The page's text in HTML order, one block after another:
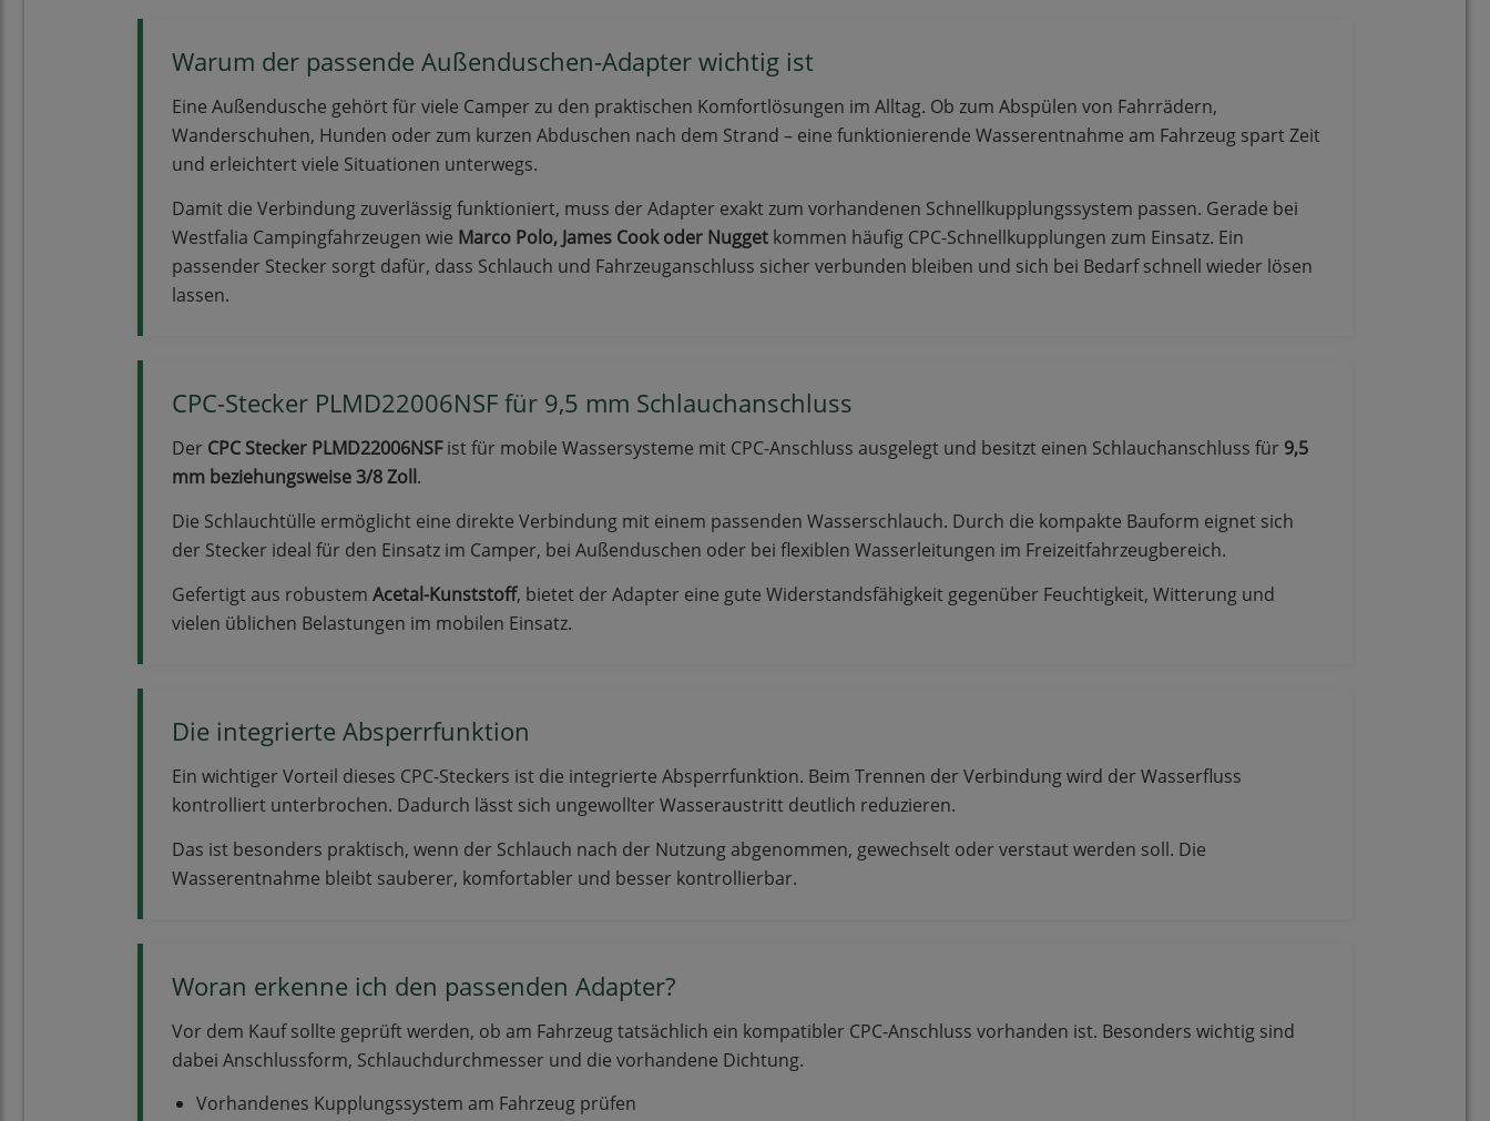
Warum der passende Außenduschen-Adapter wichtig ist
Eine Außendusche gehört für viele Camper zu den praktischen Komfortlösungen im Alltag. Ob zum Abspülen von Fahrrädern,
Wanderschuhen, Hunden oder zum kurzen Abduschen nach dem Strand – eine funktionierende Wasserentnahme am Fahrzeug spart Zeit
und erleichtert viele Situationen unterwegs.
Damit die Verbindung zuverlässig funktioniert, muss der Adapter exakt zum vorhandenen Schnellkupplungssystem passen. Gerade bei
Westfalia Campingfahrzeugen wie Marco Polo, James Cook oder Nugget kommen häufig CPC-Schnellkupplungen zum Einsatz. Ein
passender Stecker sorgt dafür, dass Schlauch und Fahrzeuganschluss sicher verbunden bleiben und sich bei Bedarf schnell wieder lösen
lassen.
CPC-Stecker PLMD22006NSF für 9,5 mm Schlauchanschluss
Der CPC Stecker PLMD22006NSFist für mobile Wassersysteme mit CPC-Anschluss ausgelegt und besitzt einen Schlauchanschluss für 9,5
mm beziehungsweise 3/8 Zoll.
Die Schlauchtülle ermöglicht eine direkte Verbindung mit einem passenden Wasserschlauch. Durch die kompakte Bauform eignet sich
der Stecker ideal für den Einsatz im Camper, bei Außenduschen oder bei flexiblen Wasserleitungen im Freizeitfahrzeugbereich.
Gefertigt aus robustem Acetal-Kunststoff, bietet der Adapter eine gute Widerstandsfähigkeit gegenüber Feuchtigkeit, Witterung und
vielen üblichen Belastungen im mobilen Einsatz.
Die integrierte Absperrfunktion
Ein wichtiger Vorteil dieses CPC-Steckers ist die integrierte Absperrfunktion. Beim Trennen der Verbindung wird der Wasserfluss
kontrolliert unterbrochen. Dadurch lässt sich ungewollter Wasseraustritt deutlich reduzieren.
Das ist besonders praktisch, wenn der Schlauch nach der Nutzung abgenommen, gewechselt oder verstaut werden soll. Die
Wasserentnahme bleibt sauberer, komfortabler und besser kontrollierbar.
Woran erkenne ich den passenden Adapter?
Vor dem Kauf sollte geprüft werden, ob am Fahrzeug tatsächlich ein kompatibler CPC-Anschluss vorhanden ist. Besonders wichtig sind
dabei Anschlussform, Schlauchdurchmesser und die vorhandene Dichtung.
Vorhandenes Kupplungssystem am Fahrzeug prüfen